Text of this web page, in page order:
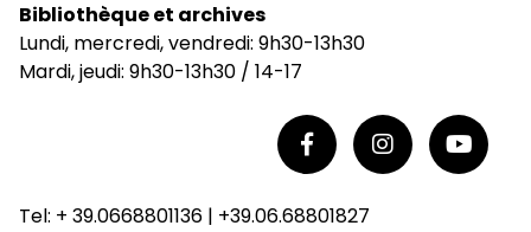
Bibliothèque et archives
Lundi, mercredi, vendredi: 9h30-13h30
Mardi, jeudi: 9h30-13h30 / 14-17
Tel: + 39.0668801136 | +39.06.68801827